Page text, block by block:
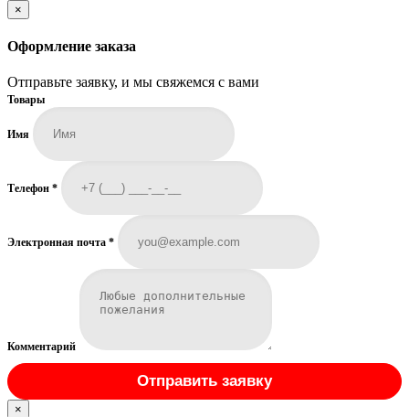
×
Оформление заказа
Отправьте заявку, и мы свяжемся с вами
Товары
Имя
Телефон *
Электронная почта *
Комментарий
Отправить заявку
×